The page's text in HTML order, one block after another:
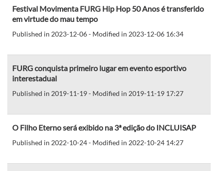
Festival Movimenta FURG Hip Hop 50 Anos é transferido
em virtude do mau tempo
Published in 2023-12-06 - Modified in 2023-12-06 16:34
FURG conquista primeiro lugar em evento esportivo
interestadual
Published in 2019-11-19 - Modified in 2019-11-19 17:27
O Filho Eterno será exibido na 3ª edição do INCLUISAP
Published in 2022-10-24 - Modified in 2022-10-24 14:27